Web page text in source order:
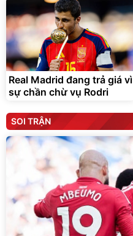
Real Madrid đang trả giá vì
sự chần chừ vụ Rodri
SOI TRẬN